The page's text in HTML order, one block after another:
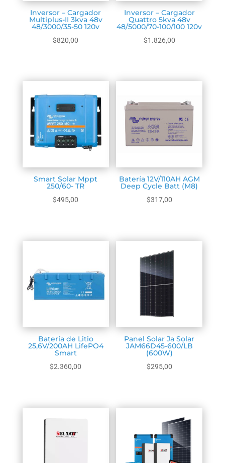
Inversor – Cargador
Multiplus-II 3kva 48v
48/3000/35-50 120v
$820,00
Inversor – Cargador
Quattro 5kva 48v
48/5000/70-100/100 120v
$1.826,00
Smart Solar Mppt
250/60- TR
$495,00
Batería 12V/110AH AGM
Deep Cycle Batt (M8)
$317,00
Batería de Litio
25,6V/200AH LifePO4
Smart
$2.360,00
Panel Solar Ja Solar
JAM66D45-600/LB
(600W)
$295,00